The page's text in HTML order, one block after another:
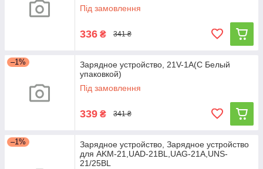
Під замовлення
336 ₴ 341 ₴
–1%
Зарядное устройство, 21V-1A(С Белый
упаковкой)
Під замовлення
339 ₴ 341 ₴
–1%
Зарядное устройство, Зарядное устройство
для AKM-21,UAD-21BL,UAG-21A,UNS-
21/25BL